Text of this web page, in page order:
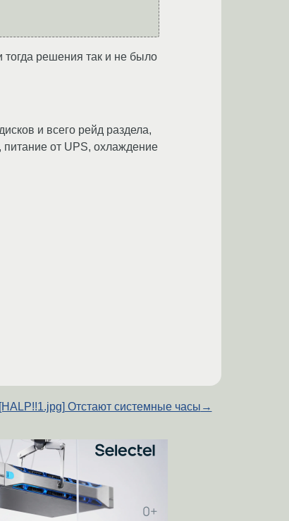
тогда решения так и не было
и всего рейд раздела,
питание от UPS, охлаждение
[HALP!!1.jpg] Отстают системные часы →